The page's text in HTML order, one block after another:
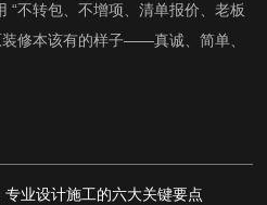
“不转包、不增项、清单报价、老板
修本该有的样子——真诚、简单、
专业设计施工的六大关键要点